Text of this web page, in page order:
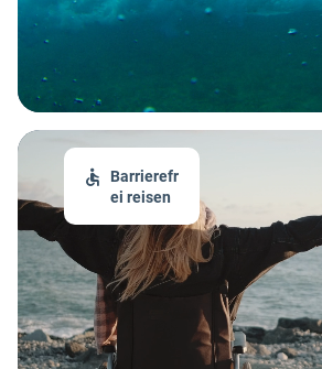
Barrierefr
ei reisen